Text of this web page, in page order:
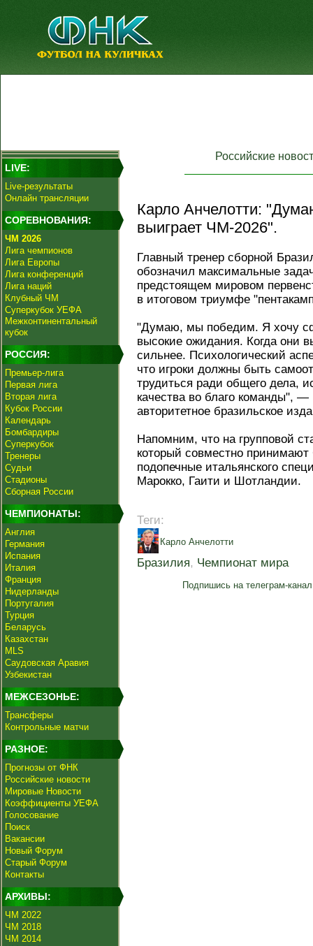
LIVE:
Live-результаты
Онлайн трансляции
СОРЕВНОВАНИЯ:
ЧМ 2026
Лига чемпионов
Лига Европы
Лига конференций
Лига наций
Клубный ЧМ
Суперкубок УЕФА
Межконтинентальный
кубок
РОССИЯ:
Премьер-лига
Первая лига
Вторая лига
Кубок России
Календарь
Бомбардиры
Суперкубок
Тренеры
Судьи
Стадионы
Сборная России
ЧЕМПИОНАТЫ:
Англия
Германия
Испания
Италия
Франция
Нидерланды
Португалия
Турция
Беларусь
Казахстан
MLS
Саудовская Аравия
Узбекистан
МЕЖСЕЗОНЬЕ:
Трансферы
Контрольные матчи
РАЗНОЕ:
Прогнозы от ФНК
Российские новости
Мировые Новости
Коэффициенты УЕФА
Голосование
Поиск
Вакансии
Новый Форум
Старый Форум
Контакты
АРХИВЫ:
ЧМ 2022
ЧМ 2018
ЧМ 2014
Российские
Карло Анчелотти:
выиграет ЧМ-2026".
Главный тренер сборной
обозначил максимальные
предстоящем мировом
в итоговом триумфе
"Думаю, мы победим. Я хочу
высокие ожидания. Когда они
сильнее. Психологический
что игроки должны быть
трудиться ради общего дела,
качества во благо команды",
авторитетное бразильское
Напомним, что на групповой
который совместно
подопечные итальянского
Марокко, Гаити и Шотландии.
Теги:
Карло Анчелотти
Бразилия, Чемпионат мира
Подпишись на телеграм-